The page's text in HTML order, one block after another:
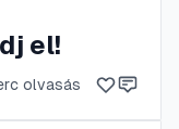
el!
olvasás